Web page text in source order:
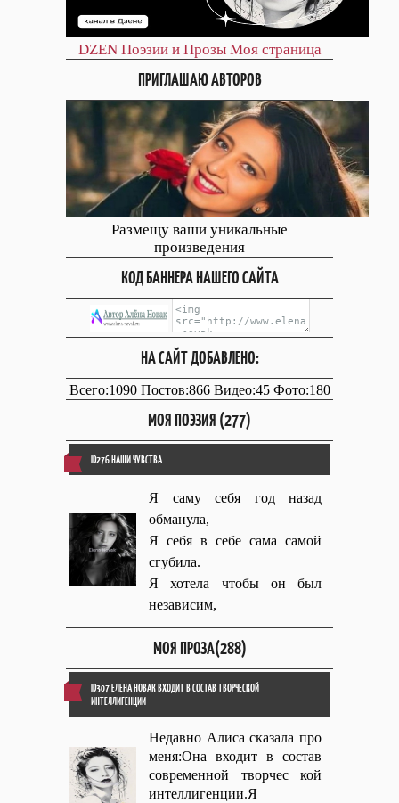
DZEN Поэзии и Прозы Моя страница
ПРИГЛАШАЮ АВТОРОВ
Размещу ваши уникальные
произведения
КОД БАННЕРА НАШЕГО САЙТА
НА САЙТ ДОБАВЛЕНО:
Всего:1090 Постов:866 Видео:45 Фото:180
МОЯ ПОЭЗИЯ (277)
ID276 НАШИ ЧУВСТВА
Я саму себя год назад
обманула,
Я себя в себе сама самой
сгубила.
Я хотела чтобы он был
независим,
МОЯ ПРОЗА(288)
ID307 ЕЛЕНА НОВАК ВХОДИТ В СОСТАВ ТВОРЧЕСКОЙ
ИНТЕЛЛИГЕНЦИИ
Недавно Алиса сказала про
меня:Она входит в состав
современной творчес кой
интеллигенции.Я